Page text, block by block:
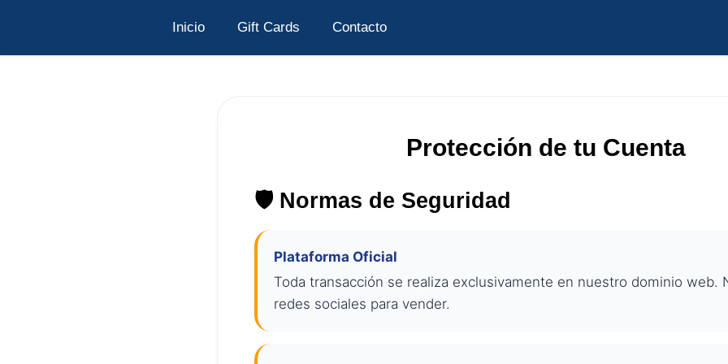
contenido
Inicio Gift Cards Contacto
Protección de tu Cuenta
🛡️ Normas de Seguridad
Plataforma Oficial
Toda transacción se realiza exclusivamente en nuestro dominio web.
redes sociales para vender.